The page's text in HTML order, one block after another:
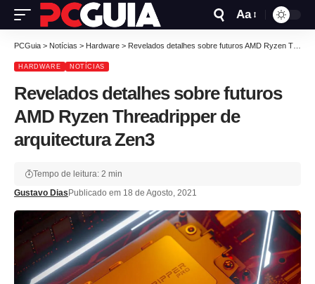
Aa
PCGuia > Notícias > Hardware > Revelados detalhes sobre futuros AMD Ryzen Threadripper de arquitectura Zen3
HARDWARE NOTÍCIAS
Revelados detalhes sobre futuros
AMD Ryzen Threadripper de
arquitectura Zen3
Gustavo Dias Publicado em 18 de Agosto, 2021
Tempo de leitura: 2 min